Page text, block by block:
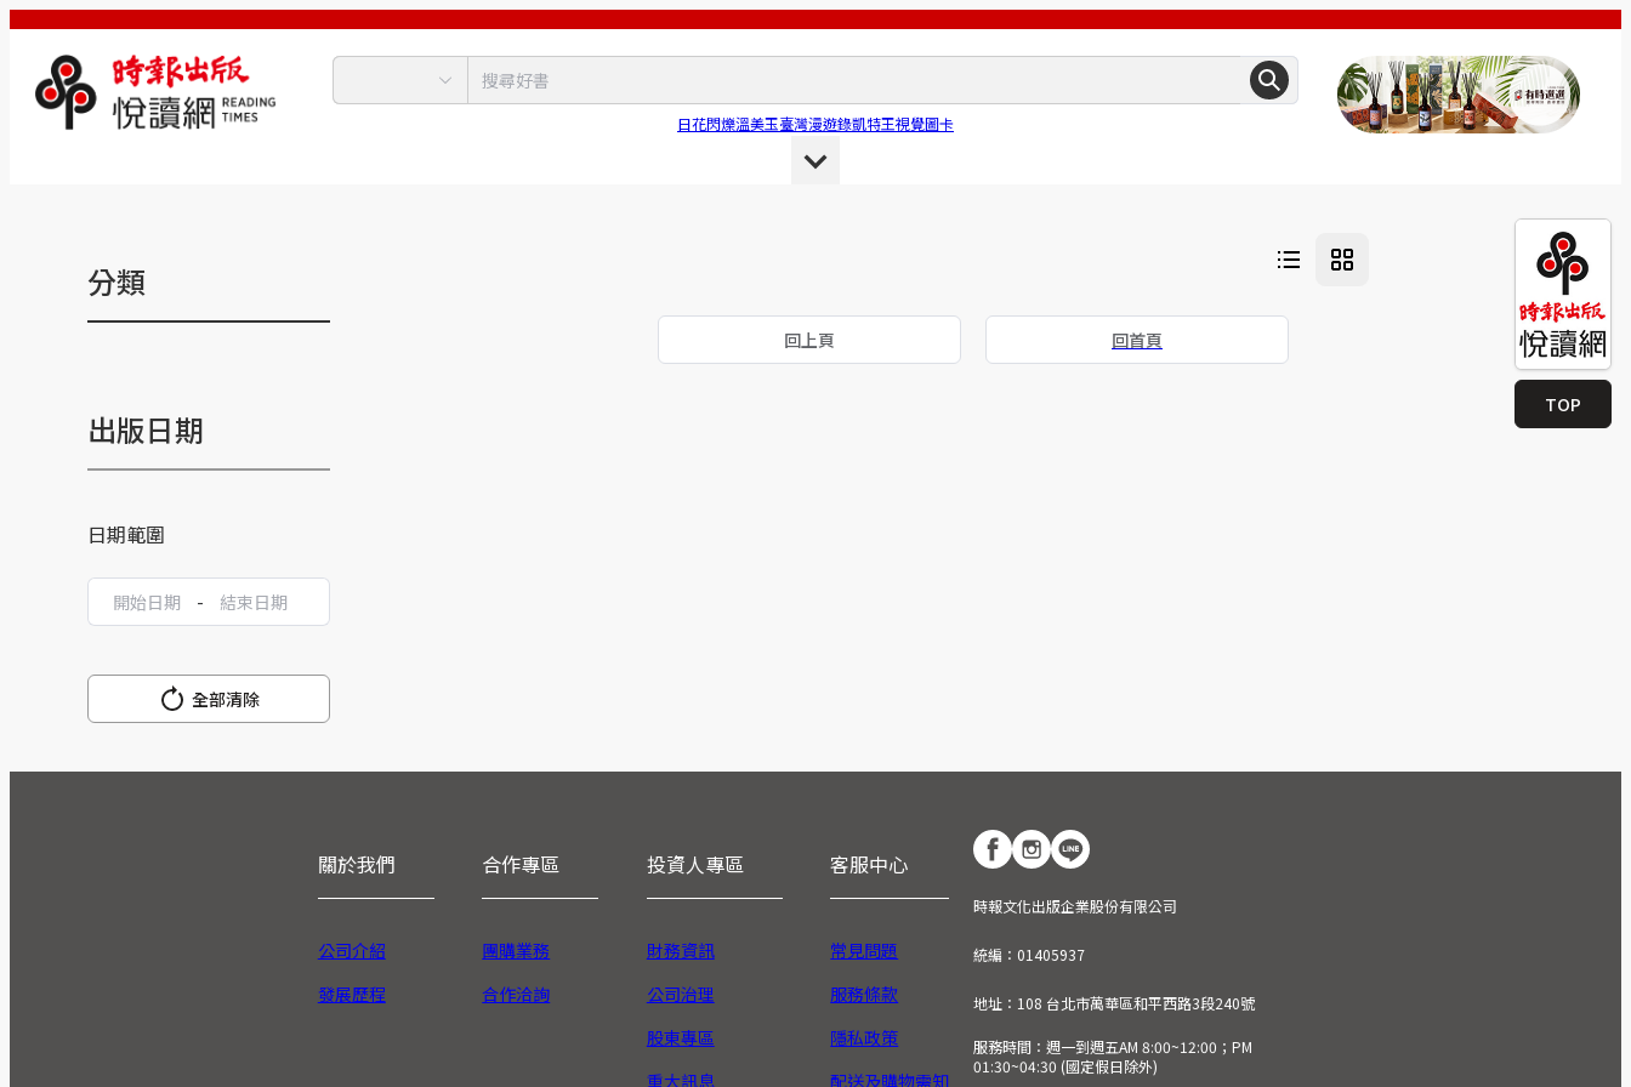
日花閃爍溫美玉臺灣漫遊錄凱特王視覺圖卡
TOP
分類
出版日期
日期範圍
-
全部清除
回上頁 回首頁
關於我們
公司介紹
發展歷程
合作專區
團購業務
合作洽詢
投資人專區
財務資訊
公司治理
股東專區
重大訊息
客服中心
常見問題
服務條款
隱私政策
配送及購物需知
時報文化出版企業股份有限公司
統編：01405937
地址：108 台北市萬華區和平西路3段240號
服務時間：週一到週五AM 8:00~12:00；PM
01:30~04:30 (國定假日除外)